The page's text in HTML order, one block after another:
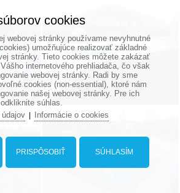
cookies
webovej stránky používame nevyhnutné
umožňujúce realizovať základné
stránky. Tieto cookies môžete zakázať
internetového prehliadača, čo však
webovej stránky. Radi by sme
cookies (non-essential), ktoré nám
našej webovej stránky. Pre ich
súhlas.
| Informácie o cookies
SÚHLASÍM
PRISPÔSOBIŤ